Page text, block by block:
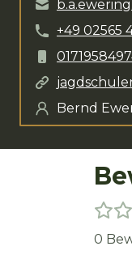
+49 02565
Bernd
0